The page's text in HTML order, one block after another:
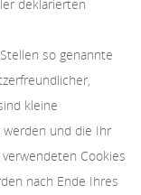
deklarierten
so genannte
kleine
werden und die Ihr
Cookies
nach Ende Ihres